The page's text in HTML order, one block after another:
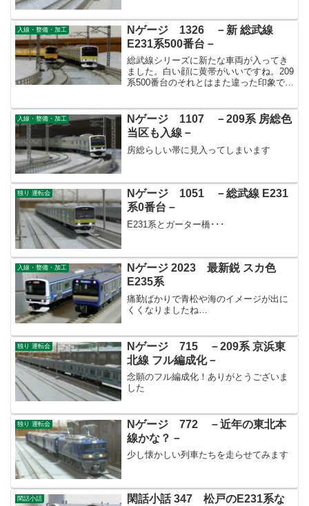
入線・整備・加工
Nゲージ 1326 －新 総武線
E231系500番台－
総武線シリーズに新たな車両が入ってき
ました。白い顔に黄帯がいいですね。209
系500番台のそれとはまた違った印象で
入線・整備・加工
Nゲージ 1107 －209系 房総色
当区も入線－
房総らしい帯に見入ってしまいます
独り 運転会
Nゲージ 1051 －総武線 E231
系0番台－
E231系とガーター橋･･･
入線・整備・加工
Nゲージ 2023 最新鋭 スカ色
E235系
痛勤ばかりで青松や海のイメージが出に
くくなりましたね…
独り 運転会
Nゲージ 715 －209系 京浜東
北線 フル編成化－
念願のフル編成化！ありがとうございま
した
独り 運転会
Nゲージ 772 －近年の東北本
線かな？－
少し懐かしい列車たちを走らせてみます
閑話小話
閑話小話 347 松戸のE231系な